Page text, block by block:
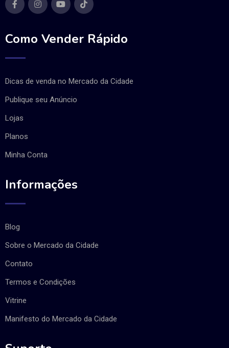
Como Vender Rápido
Dicas de venda no Mercado da Cidade
Publique seu Anúncio
Lojas
Planos
Minha Conta
Informações
Blog
Sobre o Mercado da Cidade
Contato
Termos e Condições
Vitrine
Manifesto do Mercado da Cidade